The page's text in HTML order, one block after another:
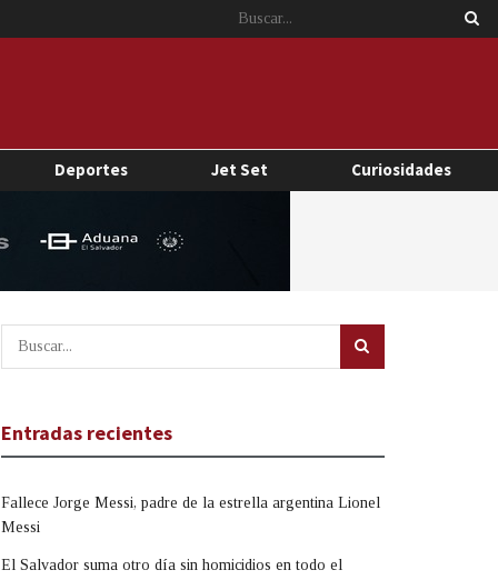
Deportes Jet Set Curiosidades
Entradas recientes
Fallece Jorge Messi, padre de la estrella argentina Lionel
Messi
El Salvador suma otro día sin homicidios en todo el